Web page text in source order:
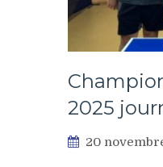
2025
20